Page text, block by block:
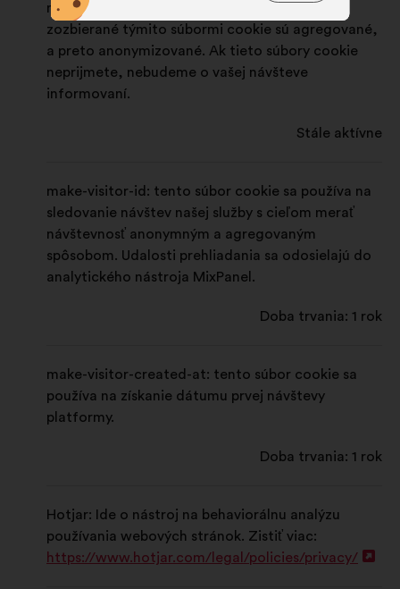
na zlepšenie jej výkonu. Všetky informácie
zozbierané týmito súbormi cookie sú agregované,
a preto anonymizované. Ak tieto súbory cookie
neprijmete, nebudeme o vašej návšteve
informovaní.
Stále aktívne
make-visitor-id: tento súbor cookie sa používa na
sledovanie návštev našej služby s cieľom merať
návštevnosť anonymným a agregovaným
spôsobom. Udalosti prehliadania sa odosielajú do
analytického nástroja MixPanel.
Doba trvania: 1 rok
make-visitor-created-at: tento súbor cookie sa
používa na získanie dátumu prvej návštevy
platformy.
Doba trvania: 1 rok
Hotjar: Ide o nástroj na behaviorálnu analýzu
používania webových stránok. Zistiť viac:
https://www.hotjar.com/legal/policies/privacy/
zlepšenie vášho zážitku pre
návšteve webu
Štatistické:
súbory cookie na
občianskych konzultácií súhrnným
ktoré nám pomáhajú optimalizovať
náš dopad prostredníctvom
sociálnych sieti